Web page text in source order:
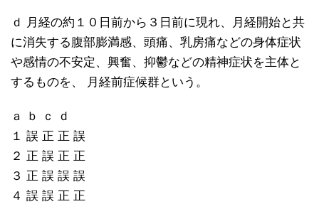
ｄ 月経の約１０日前から３日前に現れ、月経開始と共
に消失する腹部膨満感、頭痛、乳房痛などの身体症状
や感情の不安定、興奮、抑鬱などの精神症状を主体と
するものを、 月経前症候群という。
ａ ｂ ｃ ｄ
１ 誤 正 正 誤
２ 正 誤 正 正
３ 正 誤 誤 誤
４ 誤 誤 正 正